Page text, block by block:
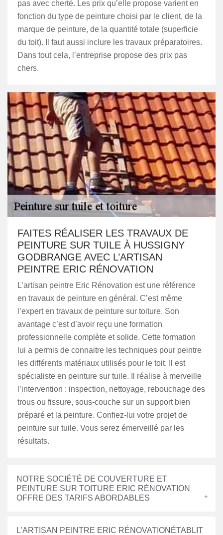
pas avec cherté. Les prix qu’elle propose varient en
fonction du type de peinture choisi par le client, de la
marque de peinture, de la quantité totale (superficie
du toit). Il faut aussi inclure les travaux préparatoires.
Dans tout cela, l’entreprise propose des prix pas
chers.
FAITES RÉALISER LES TRAVAUX DE
PEINTURE SUR TUILE À HUSSIGNY
GODBRANGE AVEC L’ARTISAN
PEINTRE ERIC RÉNOVATION
L’artisan peintre Eric Rénovation est une référence
en travaux de peinture en général. C’est même
l’expert en travaux de peinture sur toiture. Son
avantage c’est d’avoir reçu une formation
professionnelle complète et solide. Cette formation
lui a permis de connaitre les techniques pour peintre
les différents matériaux utilisés pour le toit. Il est
spécialiste en peinture sur tuile. Il réalise à merveille
l’intervention : inspection, nettoyage, rebouchage des
trous ou fissure, sous-couche sur un support bien
préparé et la peinture. Confiez-lui votre projet de
peinture sur tuile. Vous serez émerveillé par les
résultats.
NOTRE SOCIÉTÉ DE COUVERTURE ET
PEINTURE SUR TOITURE ERIC RÉNOVATION
OFFRE DES TARIFS ABORDABLES
L’ARTISAN PEINTRE ERIC RÉNOVATIONÉTABLIT